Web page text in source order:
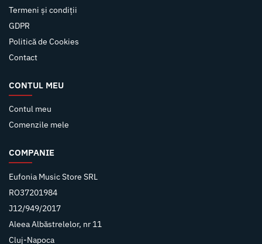
Termeni și condiții
GDPR
Politică de Cookies
Contact
CONTUL MEU
Contul meu
Comenzile mele
COMPANIE
Eufonia Music Store SRL
RO37201984
J12/949/2017
Aleea Albăstrelelor, nr 11
Cluj-Napoca